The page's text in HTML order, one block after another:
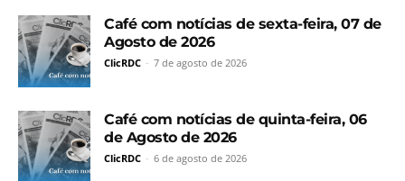
Café com notícias de sexta-feira, 07 de
Agosto de 2026
ClicRDC - 7 de agosto de 2026
Café com notícias de quinta-feira, 06
de Agosto de 2026
ClicRDC - 6 de agosto de 2026